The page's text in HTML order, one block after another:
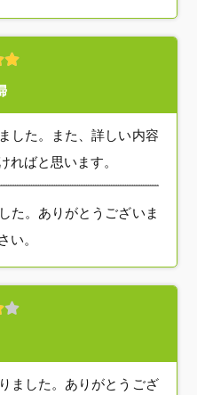
した。また、詳しい内容
ればと思います。
た。ありがとうございま
い。
ました。ありがとうござ